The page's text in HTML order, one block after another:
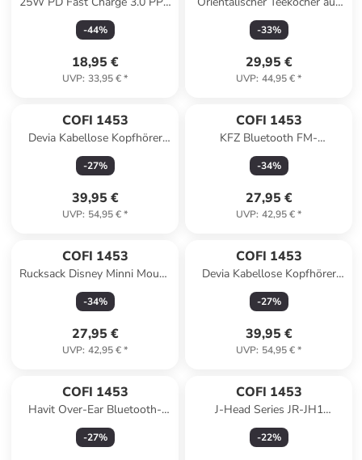
Typ-C Schnell-Ladegerät in
Weiß
-44%
18,95 €
UVP: 33,95 €*
Edelstahl Silber in Silber
-33%
29,95 €
UVP: 44,95 €*
COFI 1453
Devia Kabellose Kopfhörer
Over-Ear-Kopfhörer mit
Bluetooth in Weiß
-27%
39,95 €
UVP: 54,95 €*
COFI 1453
KFZ Bluetooth FM-
Transmitter, Autoradio, MP3-
Player, USB-Ladegerät in
-34%
27,95 €
UVP: 42,95 €*
COFI 1453
Rucksack Disney Minni Mouse
Pink in Pink
-34%
27,95 €
UVP: 42,95 €*
COFI 1453
Devia Kabellose Kopfhörer
Over-Ear-Kopfhörer mit
Bluetooth in Orange
-27%
39,95 €
UVP: 54,95 €*
COFI 1453
Havit Over-Ear Bluetooth-
Kopfhörer PRO Audio Series
in Blau
-27%
COFI 1453
J-Head Series JR-JH1
kabellose Kopfhörer mit ANC
Bluetooth – in Schwarz
-22%